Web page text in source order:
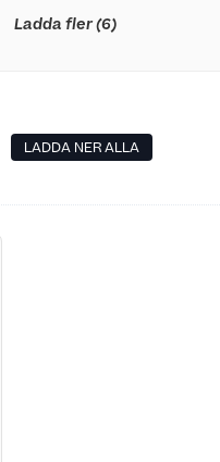
Ladda fler (6)
LADDA NER ALLA